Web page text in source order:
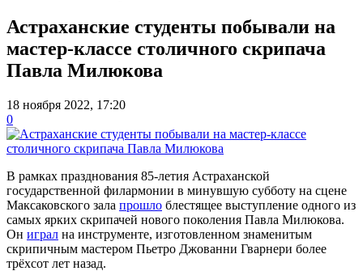
Астраханские студенты побывали на
мастер-классе столичного скрипача
Павла Милюкова
18 ноября 2022, 17:20
0
В рамках празднования 85-летия Астраханской
государственной филармонии в минувшую субботу на сцене
Максаковского зала прошло блестящее выступление одного из
самых ярких скрипачей нового поколения Павла Милюкова.
Он играл на инструменте, изготовленном знаменитым
скрипичным мастером Пьетро Джованни Гварнери более
трёхсот лет назад.